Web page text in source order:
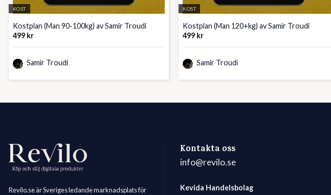
KOST
Kostplan (Man 90-100kg) av Samir Troudi
499 kr
Samir Troudi
KOST
Kostplan (Man 120+kg) av Samir Troudi
499 kr
Samir Troudi
Revilo.se är Sveriges ledande marknadsplats för
Kontakta oss
info@revilo.se
Kevida Handelsbolag